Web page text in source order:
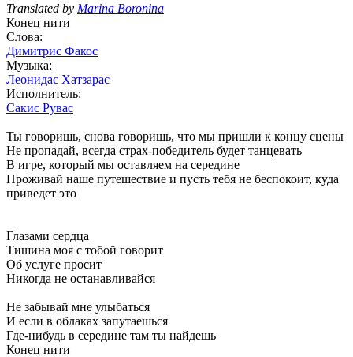
Translated by Marina Boronina
Конец нити
Слова:
Димитрис Факос
Музыка:
Леонидас Хатзарас
Исполнитель:
Сакис Рувас
Ты говоришь, снова говоришь, что мы пришли к концу сцены
Не пропадай, всегда страх-победитель будет танцевать
В игре, который мы оставляем на середине
Проживай наше путешествие и пусть тебя не беспокоит, куда
приведет это
Глазами сердца
Тишина моя с тобой говорит
Об услуге просит
Никогда не останавливайся
Не забывай мне улыбаться
И если в облаках запутаешься
Где-нибудь в середине там ты найдешь
Конец нити